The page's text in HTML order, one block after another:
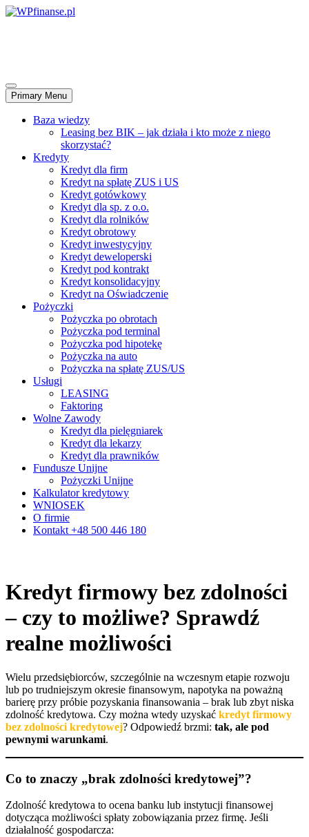
Skip
Primary Menu
Baza wiedzy
Leasing bez BIK – jak działa i kto może z niego
skorzystać?
Kredyty
Kredyt dla firm
Kredyt na spłatę ZUS i US
Kredyt gotówkowy
Kredyt dla sp. z o.o.
Kredyt dla rolników
Kredyt obrotowy
Kredyt inwestycyjny
Kredyt deweloperski
Kredyt pod kontrakt
Kredyt konsolidacyjny
Kredyt na Oświadczenie
Pożyczki
Pożyczka po obrotach
Pożyczka pod terminal
Pożyczka pod hipotekę
Pożyczka na auto
Pożyczka na spłatę ZUS/US
Usługi
LEASING
Faktoring
Wolne Zawody
Kredyt dla pielęgniarek
Kredyt dla lekarzy
Kredyt dla prawników
Fundusze Unijne
Pożyczki Unijne
Kalkulator kredytowy
WNIOSEK
O firmie
Kontakt +48 500 446 180
Kredyt firmowy bez zdolności
– czy to możliwe? Sprawdź
realne możliwości
Wielu przedsiębiorców, szczególnie na wczesnym etapie rozwoju
lub po trudniejszym okresie finansowym, napotyka na poważną
barierę przy próbie pozyskania finansowania – brak lub zbyt niska
zdolność kredytowa. Czy można wtedy uzyskać kredyt firmowy
bez zdolności kredytowej? Odpowiedź brzmi: tak, ale pod
pewnymi warunkami.
Co to znaczy „brak zdolności kredytowej”?
Zdolność kredytowa to ocena banku lub instytucji finansowej
dotycząca możliwości spłaty zobowiązania przez firmę. Jeśli
działalność gospodarcza: